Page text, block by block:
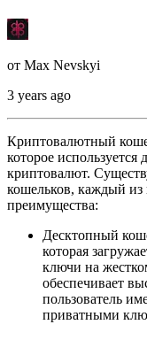
от Max Nevskyi
3 years ago
Криптовалютный
которое
криптовалют.
кошельков, каждый из
преимущества:
Десктопный
которая
ключи на
обеспечивает
пользователь
приватными